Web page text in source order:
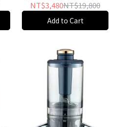
慢磨果汁機旗艦款-推
NT$3,480NT$19,800
Add to Cart